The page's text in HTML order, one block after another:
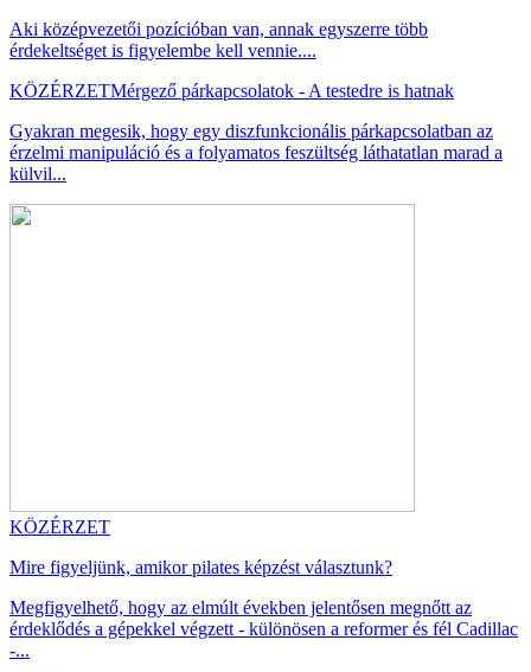
Aki középvezetői pozícióban van, annak egyszerre több
érdekeltséget is figyelembe kell vennie....
KÖZÉRZETMérgező párkapcsolatok - A testedre is hatnak
Gyakran megesik, hogy egy diszfunkcionális párkapcsolatban az
érzelmi manipuláció és a folyamatos feszültség láthatatlan marad a
külvil...
KÖZÉRZET
Mire figyeljünk, amikor pilates képzést választunk?
Megfigyelhető, hogy az elmúlt években jelentősen megnőtt az
érdeklődés a gépekkel végzett - különösen a reformer és fél Cadillac
-...